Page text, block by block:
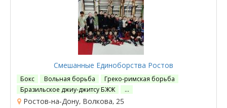
Смешанные Единоборства Ростов
Бокс Вольная борьба
Греко-римская борьба
Бразильское джиу-джитсу БЖЖ
…
Ростов-на-Дону, Волкова, 25